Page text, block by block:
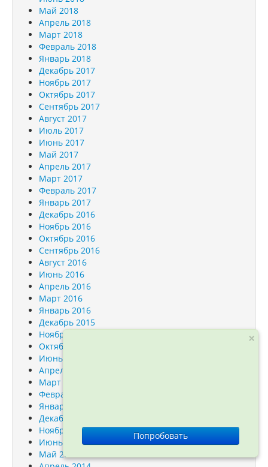
Май 2018
Апрель 2018
Март 2018
Февраль 2018
Январь 2018
Декабрь 2017
Ноябрь 2017
Октябрь 2017
Сентябрь 2017
Август 2017
Июль 2017
Июнь 2017
Май 2017
Апрель 2017
Март 2017
Февраль 2017
Январь 2017
Декабрь 2016
Ноябрь 2016
Октябрь 2016
Сентябрь 2016
Август 2016
Июнь 2016
Апрель 2016
Март 2016
Январь 2016
Декабрь 2015
Ноябрь 2015
Октябрь 2015
Июнь 2015
Апрель 2015
Март 2015
Февраль 2015
Январь 2015
Декабрь 2014
Ноябрь 2014
Июнь 2014
Май 2014
×
Попробовать